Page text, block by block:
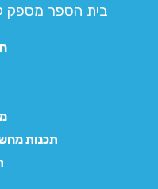
בית הספר מספק
תכנות